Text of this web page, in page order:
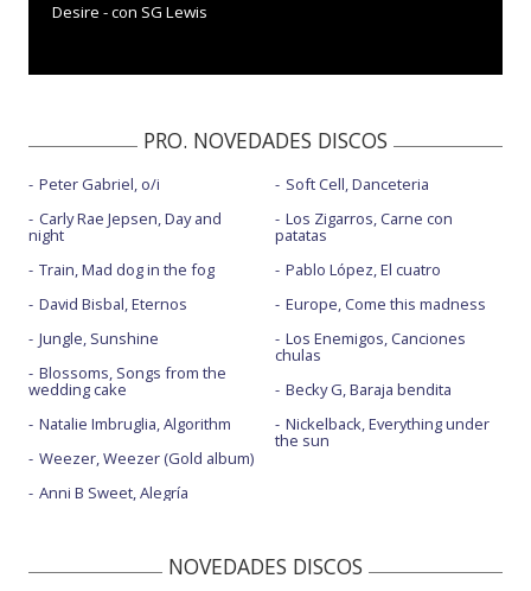
Desire - con SG Lewis
PRO. NOVEDADES DISCOS
Peter Gabriel, o/i
Carly Rae Jepsen, Day and
night
Train, Mad dog in the fog
David Bisbal, Eternos
Jungle, Sunshine
Blossoms, Songs from the
wedding cake
Natalie Imbruglia, Algorithm
Weezer, Weezer (Gold album)
Anni B Sweet, Alegría
Soft Cell, Danceteria
Los Zigarros, Carne con
patatas
Pablo López, El cuatro
Europe, Come this madness
Los Enemigos, Canciones
chulas
Becky G, Baraja bendita
Nickelback, Everything under
the sun
NOVEDADES DISCOS